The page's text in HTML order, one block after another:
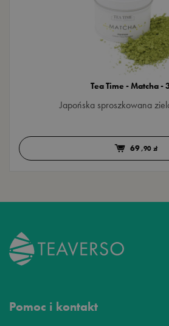
Tea Time - Matcha -
Japońska sproszkowana
69 ,90 zł
Pomoc i kontakt